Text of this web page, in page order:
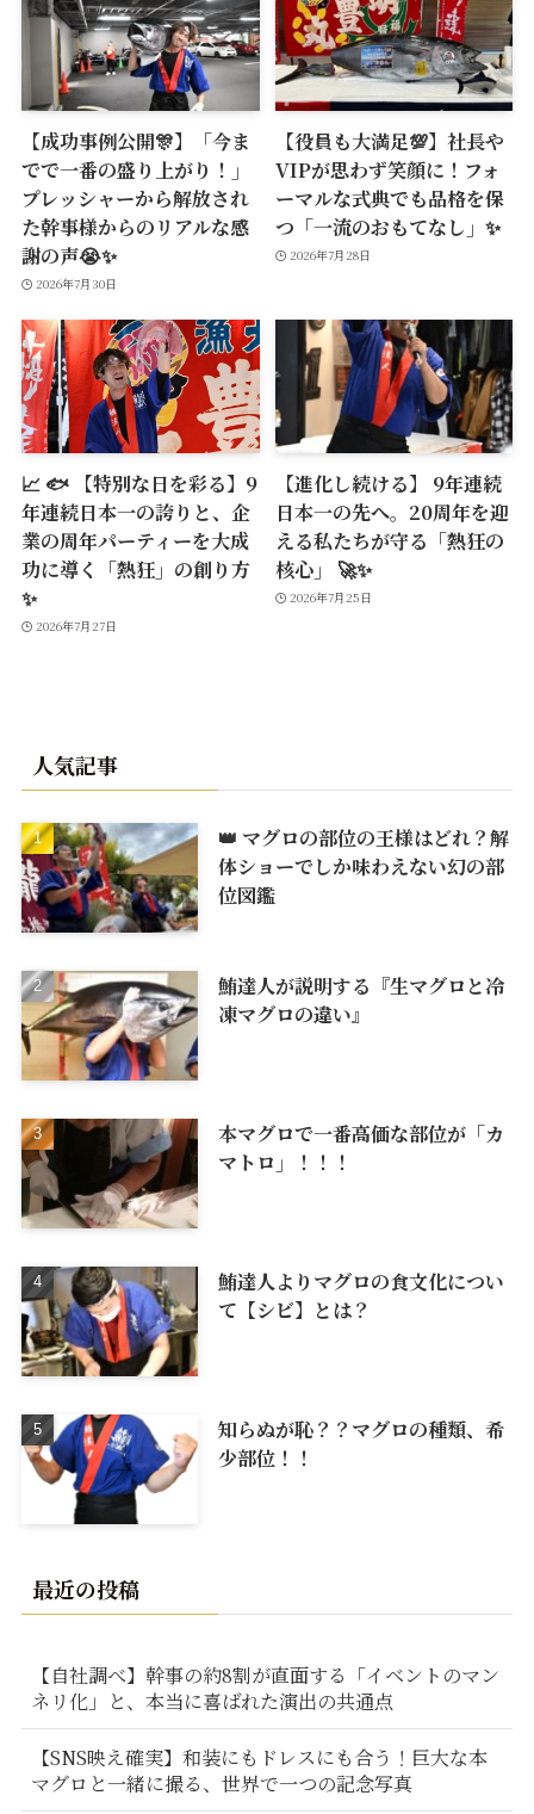
【成功事例公開🎊】「今ま
でで一番の盛り上がり！」
プレッシャーから解放され
た幹事様からのリアルな感
謝の声😭✨
2026年7月30日
【役員も大満足💯】社長や
VIPが思わず笑顔に！フォ
ーマルな式典でも品格を保
つ「一流のおもてなし」✨
2026年7月28日
📈 🐟 【特別な日を彩る】9
年連続日本一の誇りと、企
業の周年パーティーを大成
功に導く「熱狂」の創り方
✨
2026年7月27日
【進化し続ける】 9年連続
日本一の先へ。20周年を迎
える私たちが守る「熱狂の
核心」 🚀✨
2026年7月25日
人気記事
👑 マグロの部位の王様はどれ？解
体ショーでしか味わえない幻の部
位図鑑
鮪達人が説明する『生マグロと冷
凍マグロの違い』
本マグロで一番高価な部位が「カ
マトロ」！！！
鮪達人よりマグロの食文化につい
て【シビ】とは？
知らぬが恥？？マグロの種類、希
少部位！！
最近の投稿
【自社調べ】幹事の約8割が直面する「イベントのマン
ネリ化」と、本当に喜ばれた演出の共通点
【SNS映え確実】和装にもドレスにも合う！巨大な本
マグロと一緒に撮る、世界で一つの記念写真